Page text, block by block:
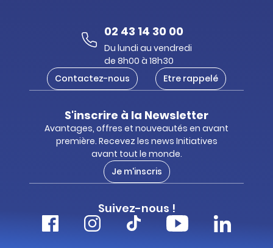
02 43 14 30 00
Du lundi au vendredi
de 8h00 à 18h30
Contactez-nous
Etre rappelé
S'inscrire à la Newsletter
Avantages, offres et nouveautés en avant
première. Recevez les news Initiatives
avant tout le monde.
Je m'inscris
Suivez-nous !